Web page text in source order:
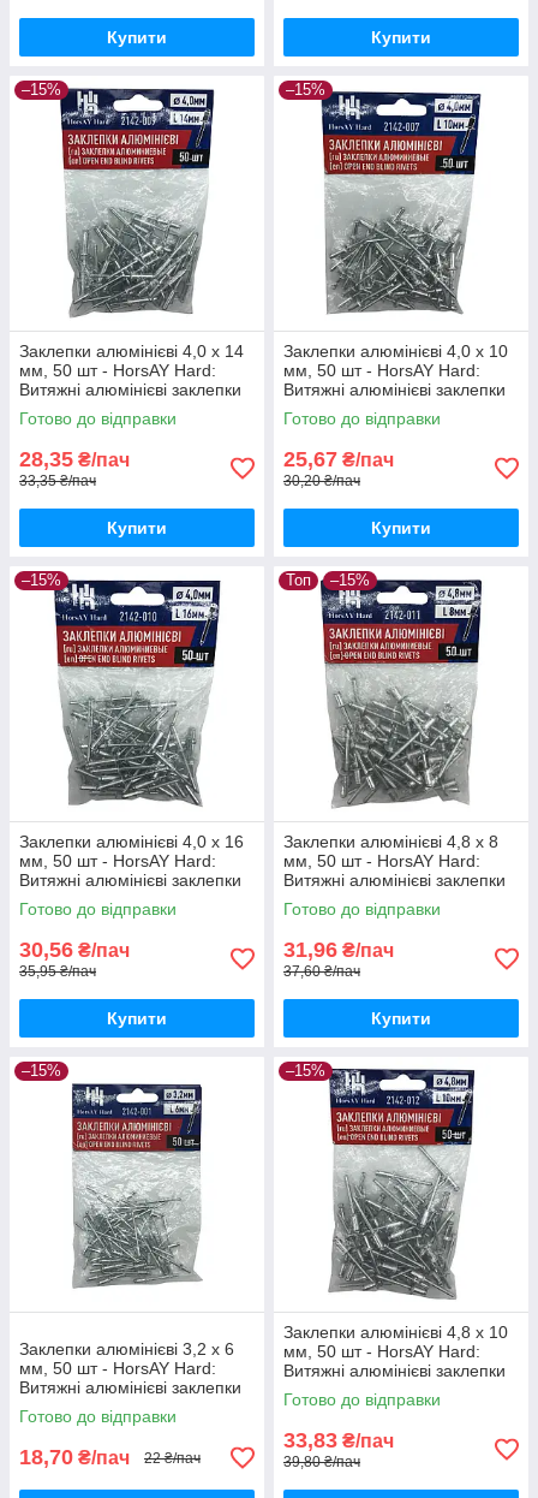
Купити Купити
–15%
Заклепки алюмінієві 4,0 х 14
мм, 50 шт - HorsAY Hard:
Витяжні алюмінієві заклепки
зі сталевою шпилькою
Готово до відправки
28,35 ₴/пач
33,35 ₴/пач
Купити
–15%
Заклепки алюмінієві 4,0 х 10
мм, 50 шт - HorsAY Hard:
Витяжні алюмінієві заклепки
зі сталевою шпилькою
Готово до відправки
25,67 ₴/пач
30,20 ₴/пач
Купити
–15%
Заклепки алюмінієві 4,0 х 16
мм, 50 шт - HorsAY Hard:
Витяжні алюмінієві заклепки
зі сталевою шпилькою
Готово до відправки
30,56 ₴/пач
35,95 ₴/пач
Купити
Топ –15%
Заклепки алюмінієві 4,8 х 8
мм, 50 шт - HorsAY Hard:
Витяжні алюмінієві заклепки
зі сталевою шпилькою
Готово до відправки
31,96 ₴/пач
37,60 ₴/пач
Купити
–15%
Заклепки алюмінієві 3,2 х 6
мм, 50 шт - HorsAY Hard:
Витяжні алюмінієві заклепки
зі сталевою шпилькою
Готово до відправки
18,70 ₴/пач 22 ₴/пач
–15%
Заклепки алюмінієві 4,8 х 10
мм, 50 шт - HorsAY Hard:
Витяжні алюмінієві заклепки
зі сталевою шпилькою
Готово до відправки
33,83 ₴/пач
39,80 ₴/пач